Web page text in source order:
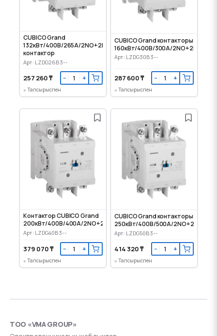
CUBICO Grand
132кВт/400В/265А/2NO+2NC/230VAC
контактор
Арт: LZDG26B3--
257 260 ₸ − +
Тапсырыспен
CUBICO Grand контакторы
160кВт/400В/300А/2NO+2NC/
Арт: LZDG30B3--
287 600 ₸ − +
Тапсырыспен
Контактор CUBICO Grand
200кВт/400В/400A/2NO+2NC/230VAC
Арт: LZDG40B3--
379 070 ₸ − +
Тапсырыспен
CUBICO Grand контакторы
250кВт/400В/500A/2NO+2NC/
Арт: LZDG50B3--
414 320 ₸ − +
Тапсырыспен
ТОО «VMA GROUP»